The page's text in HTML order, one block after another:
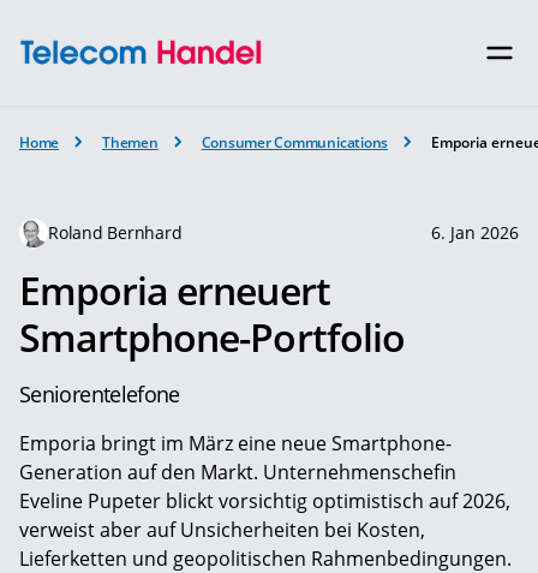
Home Themen Consumer Communications Emporia
Roland Bernhard 6. Jan 2026
Emporia erneuert
Smartphone-Portfolio
Seniorentelefone
Emporia bringt im März eine neue Smartphone-
Generation auf den Markt. Unternehmenschefin
Eveline Pupeter blickt vorsichtig optimistisch auf 2026,
verweist aber auf Unsicherheiten bei Kosten,
Lieferketten und geopolitischen Rahmenbedingungen.